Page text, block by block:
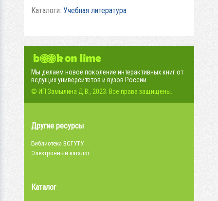
Каталоги: Учебная литература
Мы делаем новое поколение интерактивных книг от
ведущих университетов и вузов России.
© ИП Замылина Д.В., 2023. Все права защищены.
Другие ресурсы
Библиотека ВСГУТУ
Электронный каталог
Каталог